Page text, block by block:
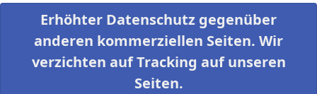
Erhöhter Datenschutz gegenüber
anderen kommerziellen Seiten. Wir
verzichten auf Tracking auf unseren
Seiten.